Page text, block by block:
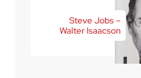
Steve Jobs –
Walter Isaacson